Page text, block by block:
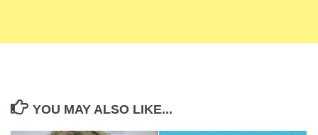
YOU MAY ALSO LIKE...